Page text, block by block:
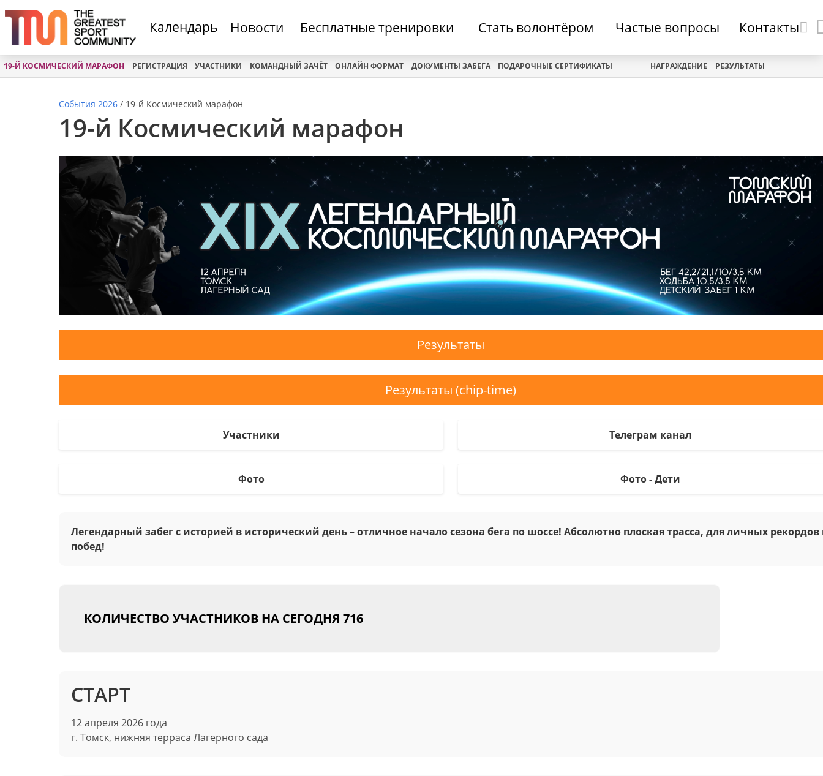
Календарь Новости Бесплатные тренировки Стать волонтёром Частые вопросы Контакты
19-Й КОСМИЧЕСКИЙ МАРАФОН РЕГИСТРАЦИЯ УЧАСТНИКИ КОМАНДНЫЙ ЗАЧЁТ ОНЛАЙН ФОРМАТ ДОКУМЕНТЫ ЗАБЕГА ПОДАРОЧНЫЕ СЕРТИФИКАТЫ НАГРАЖДЕНИЕ РЕЗУЛЬТАТЫ
События 2026 / 19-й Космический марафон
19-й Космический марафон
Результаты
Результаты (chip-time)
Участники Телеграм канал
Фото Фото - Дети
Легендарный забег с историей в исторический день – отличное начало сезона бега по шоссе! Абсолютно плоская трасса, для личных рекордов
побед!
КОЛИЧЕСТВО УЧАСТНИКОВ НА СЕГОДНЯ 716
СТАРТ
12 апреля 2026 года
г. Томск, нижняя терраса Лагерного сада